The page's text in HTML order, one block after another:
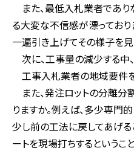
また、最低入札業者であり
る大変な不信感が漂っており
一遍引き上げてその様子を見
次に、工事量の減少する中
工事入札業者の地域要件
また、発注ロットの分離分
りますか。例えば、多少専門
少し前の工法に戻してあげる
ートを現場打ちするというこ